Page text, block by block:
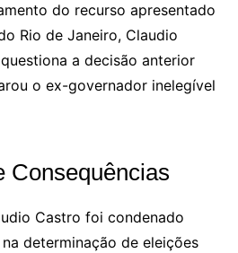
do recurso apresentado
Rio de Janeiro, Claudio
a decisão anterior
o ex-governador inelegível
Consequências
Castro foi condenado
determinação de eleições